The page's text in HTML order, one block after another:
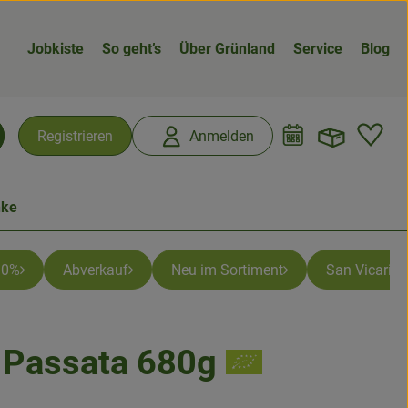
Jobkiste So geht’s Über Grünland Service Blog
Registrieren Anmelden
Abverkauf Neu im Sortiment San Vicario
680g